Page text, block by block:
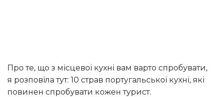
Про те, що з місцевої кухні вам варто спробувати,
я розповіла тут: 10 страв португальської кухні, які
повинен спробувати кожен турист.